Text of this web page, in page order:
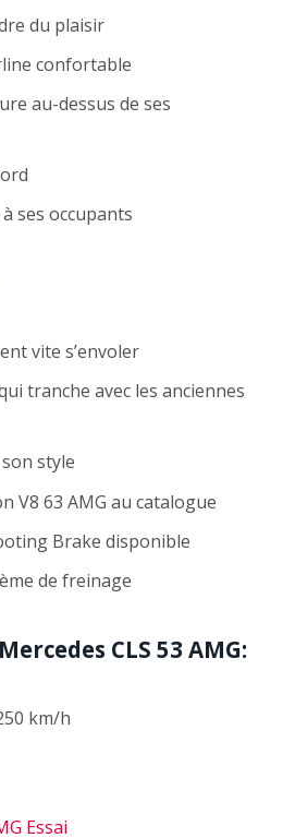
du plaisir
confortable
au-dessus de ses
ses occupants
vite s’envoler
tranche avec les anciennes
style
V8 63 AMG au catalogue
Brake disponible
de freinage
CLS 53 AMG:
km/h